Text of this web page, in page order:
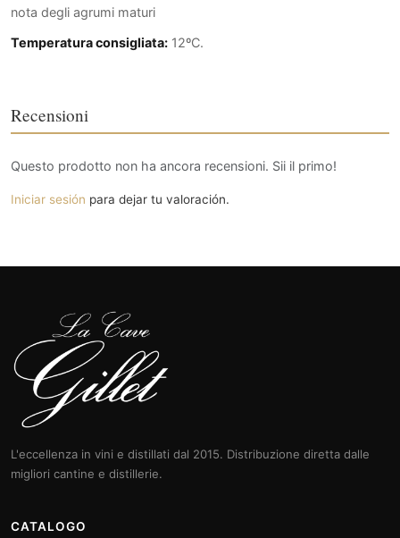
nota degli agrumi maturi
Temperatura consigliata: 12ºC.
Recensioni
Questo prodotto non ha ancora recensioni. Sii il primo!
Iniciar sesión para dejar tu valoración.
L'eccellenza in vini e distillati dal 2015. Distribuzione diretta dalle
migliori cantine e distillerie.
CATALOGO